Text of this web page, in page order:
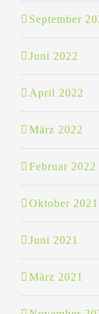
September
Juni 2022
April 2022
März 2022
Februar 2022
Oktober 2021
Juni 2021
März 2021